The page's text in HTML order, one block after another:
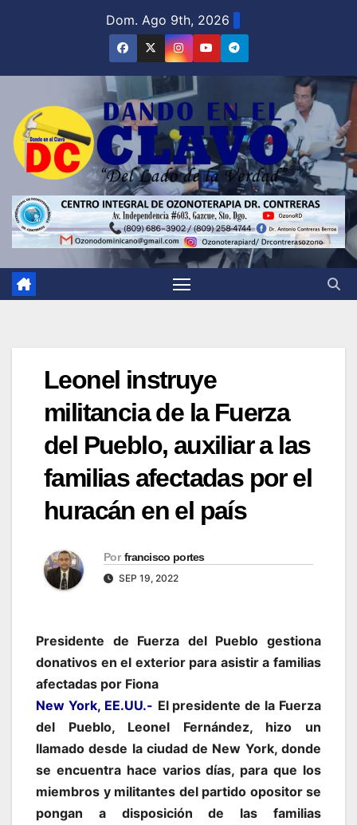
Dom. Ago 9th, 2026
Leonel instruye
militancia de la Fuerza
del Pueblo, auxiliar a las
familias afectadas por el
huracán en el país
Por francisco portes
SEP 19, 2022
Presidente de Fuerza del Pueblo gestiona
donativos en el exterior para asistir a familias
afectadas por Fiona
New York, EE.UU.- El presidente de la Fuerza
del Pueblo, Leonel Fernández, hizo un
llamado desde la ciudad de New York, donde
se encuentra hace varios días, para que los
miembros y militantes del partido opositor se
pongan a disposición de las familias